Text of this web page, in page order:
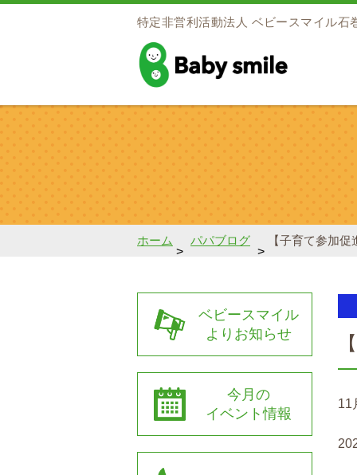
特定非営利活動法人 ベビースマイル石
ホーム
>
パパブログ
>
【子育て参加
11
ベビースマイル
よりお知らせ
今月の
イベント情報